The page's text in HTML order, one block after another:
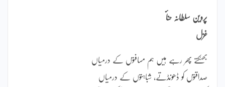
پروین سلطانہ حناؔ
غزل
بھٹکتے پھر رہے ہیں ہم مسافتوں کے درمیاں
صداقتوں کو ڈھونڈتے، شباہتوں کے درمیاں